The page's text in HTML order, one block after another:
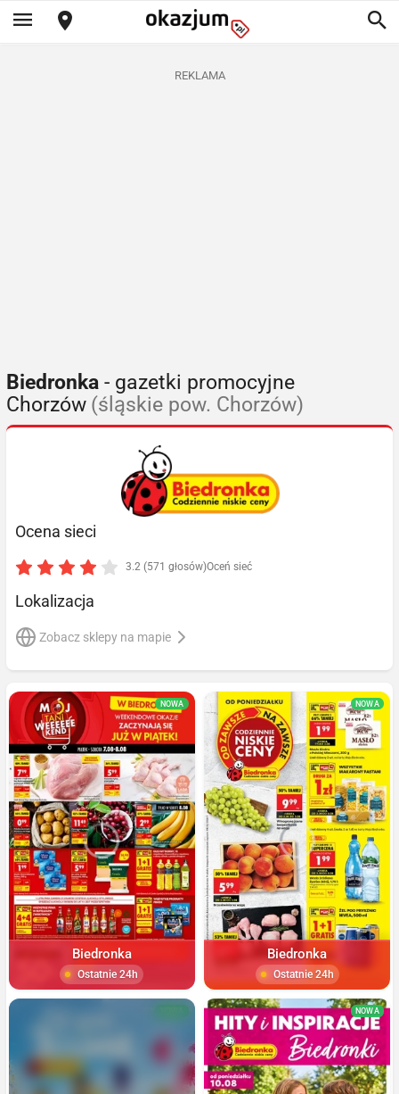
REKLAMA
Biedronka - gazetki promocyjne
Chorzów (śląskie pow. Chorzów)
Ocena sieci
3.2 (571 głosów)Oceń sieć
Lokalizacja
Zobacz sklepy na mapie
NOWA
Biedronka
Ostatnie 24h
NOWA
Biedronka
Ostatnie 24h
NOWA